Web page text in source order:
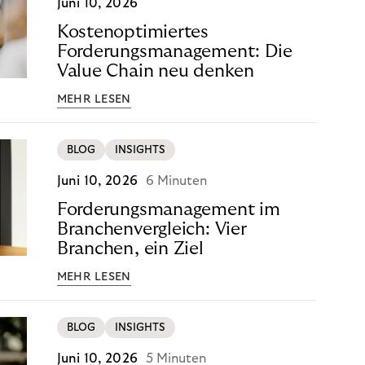
Juni 10, 2026
Kostenoptimiertes
Forderungsmanagement: Die
Value Chain neu denken
MEHR LESEN
BLOG INSIGHTS
Juni 10, 2026 6 Minuten
Forderungsmanagement im
Branchenvergleich: Vier
Branchen, ein Ziel
MEHR LESEN
BLOG INSIGHTS
Juni 10, 2026 5 Minuten